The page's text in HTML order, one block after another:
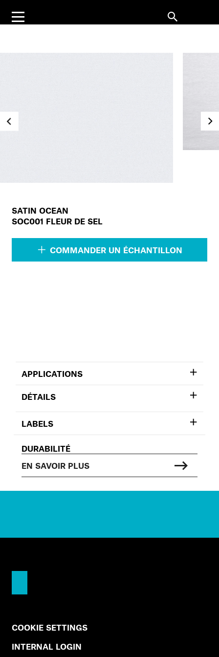
SATIN OCEAN
SOC001 FLEUR DE SEL
COMMANDER UN ÉCHANTILLON
APPLICATIONS
DÉTAILS
LABELS
DURABILITÉ
EN SAVOIR PLUS
COOKIE SETTINGS
INTERNAL LOGIN